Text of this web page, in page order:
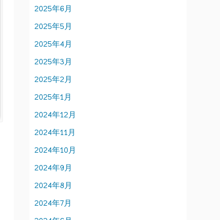
2025年6月
2025年5月
2025年4月
2025年3月
2025年2月
2025年1月
2024年12月
2024年11月
2024年10月
2024年9月
2024年8月
2024年7月